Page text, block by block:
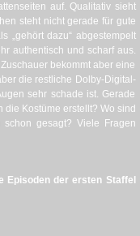
auf. Qualitativ sieht
steht nicht gerade für gute
„gehört dazu“ abgestempelt
authentisch und scharf aus.
bekommt aber eine
die restliche Dolby-Digital-
sehr schade ist. Gerade
Kostüme erstellt? Wo sind
gesagt? Viele Fragen
Episoden der ersten Staffel